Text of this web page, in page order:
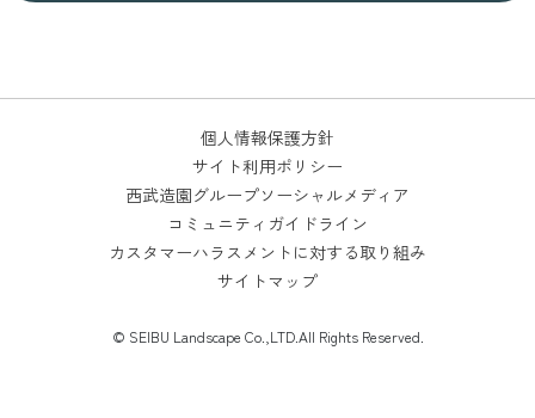
個人情報保護方針
サイト利用ポリシー
西武造園グループソーシャルメディア
コミュニティガイドライン
カスタマーハラスメントに対する取り組み
サイトマップ
© SEIBU Landscape Co.,LTD.All Rights Reserved.